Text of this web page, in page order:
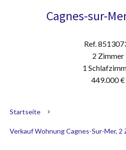
Cagnes-sur-
Ref.
2 Zimmer
1
449.000 €
Startseite
Verkauf Wohnung Cagnes-Sur-Mer, 2